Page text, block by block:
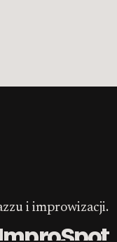
i improwizacji.